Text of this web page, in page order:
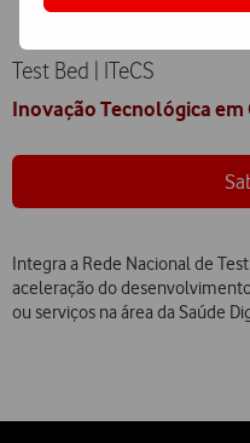
Test Bed | ITeCS
Inovação Tecnológica em
Integra a Rede Nacional de
aceleração do
ou serviços na área da Saúde